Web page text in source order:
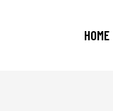
HOME